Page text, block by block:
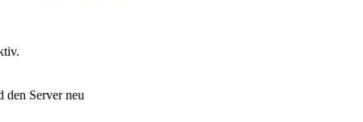
den Server neu